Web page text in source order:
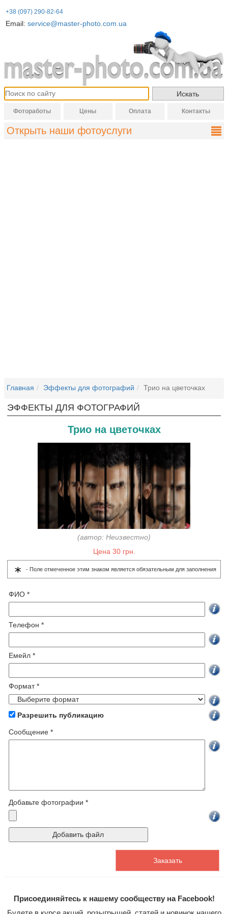
+38 (097) 290-82-64
Email: service@master-photo.com.ua
Фотоработы Цены Оплата Контакты
Открыть наши фотоуслуги
Главная Эффекты для фотографий Трио на цветочках
ЭФФЕКТЫ ДЛЯ ФОТОГРАФИЙ
Трио на цветочках
(автор: Неизвестно)
Цена 30 грн.
- Поле отмеченное этим знаком является обязательным для заполнения
ФИО *
Телефон *
Емейл *
Формат *
Разрешить публикацию
Cообщение *
Добавьте фотографии *
Присоединяйтесь к нашему сообществу на Facebook!